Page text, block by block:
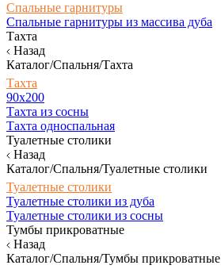
Спальные гарнитуры
Спальные гарнитуры из массива дуба
Тахта
Назад
Каталог/Спальня/Тахта
Тахта
90х200
Тахта из сосны
Тахта односпальная
Туалетные столики
Назад
Каталог/Спальня/Туалетные столики
Туалетные столики
Туалетные столики из дуба
Туалетные столики из сосны
Тумбы прикроватные
Назад
Каталог/Спальня/Тумбы прикроватные